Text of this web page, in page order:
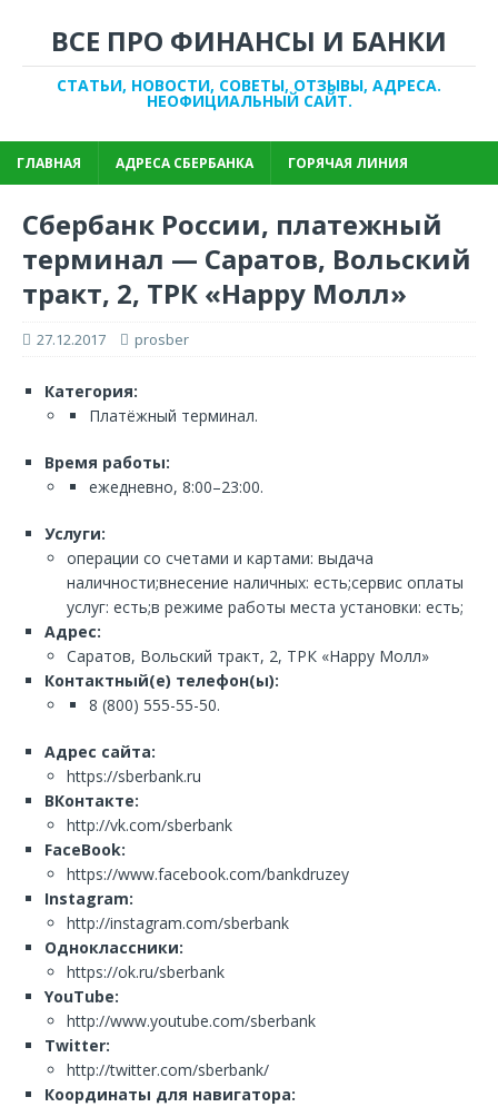
ВСЕ ПРО ФИНАНСЫ И БАНКИ
СТАТЬИ, НОВОСТИ, СОВЕТЫ, ОТЗЫВЫ, АДРЕСА.
НЕОФИЦИАЛЬНЫЙ САЙТ.
ГЛАВНАЯ АДРЕСА СБЕРБАНКА ГОРЯЧАЯ ЛИНИЯ
Сбербанк России, платежный
терминал — Саратов, Вольский
тракт, 2, ТРК «Happy Молл»
27.12.2017 prosber
Категория:
Платёжный терминал.
Время работы:
ежедневно, 8:00–23:00.
Услуги:
операции со счетами и картами: выдача
наличности;внесение наличных: есть;сервис оплаты
услуг: есть;в режиме работы места установки: есть;
Адрес:
Саратов, Вольский тракт, 2, ТРК «Happy Молл»
Контактный(е) телефон(ы):
8 (800) 555-55-50.
Адрес сайта:
https://sberbank.ru
ВКонтакте:
http://vk.com/sberbank
FaceBook:
https://www.facebook.com/bankdruzey
Instagram:
http://instagram.com/sberbank
Одноклассники:
https://ok.ru/sberbank
YouTube:
http://www.youtube.com/sberbank
Twitter:
http://twitter.com/sberbank/
Координаты для навигатора: